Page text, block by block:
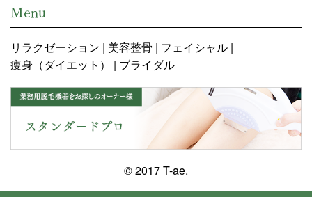
Menu
リラクゼーション 美容整骨
フェイシャル
痩身（ダイエット）
ブライダル
© 2017 T-ae.